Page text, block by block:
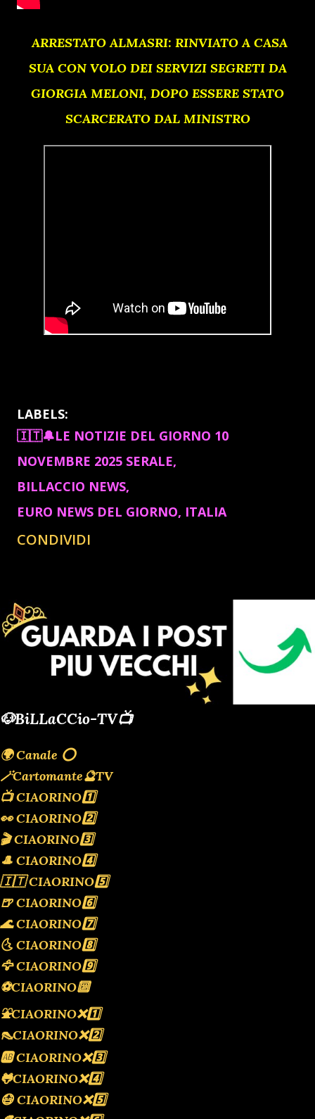
ARRESTATO ALMASRI: RINVIATO A CASA
SUA CON VOLO DEI SERVIZI SEGRETI DA
GIORGIA MELONI, DOPO ESSERE STATO
SCARCERATO DAL MINISTRO
LABELS:
🇮🇹🔔LE NOTIZIE DEL GIORNO 10
NOVEMBRE 2025 SERALE
BILLACCIO NEWS
EURO NEWS DEL GIORNO ITALIA
CONDIVIDI
🐶BiLLaCCio-TV📺
🌍 Canale ⭕️
🪄Cartomante🔮TV
📺 CIAORINO1️⃣
👀 CIAORINO2️⃣
🎬 CIAORINO3️⃣
🎩 CIAORINO4️⃣
🇮🇹 CIAORINO5️⃣
🍺 CIAORINO6️⃣
🌊 CIAORINO7️⃣
🌜 CIAORINO8️⃣
🦅 CIAORINO9️⃣
⚽️CIAORINO🔟
⛲️CIAORINO❌️1️⃣
👠CIAORINO❌️2️⃣
🆎 CIAORINO❌️3️⃣
🐸CIAORINO❌️4️⃣
😷 CIAORINO❌️5️⃣